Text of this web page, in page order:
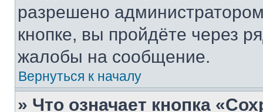
разрешено
кнопке, вы пройдёте через
жалобы на сообщение.
Вернуться к началу
» Что означает кнопка